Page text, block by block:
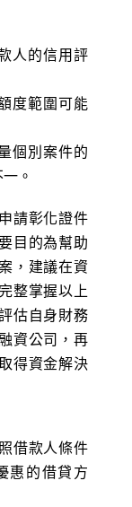
人的信用評
度範圍可能
個別案件的
。
請彰化證件
目的為幫助
，建議在資
整掌握以上
估自身財務
資公司，再
得資金解決
借款人條件
惠的借貸方